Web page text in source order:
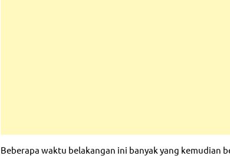
Beberapa waktu belakangan ini banyak yang kemudian